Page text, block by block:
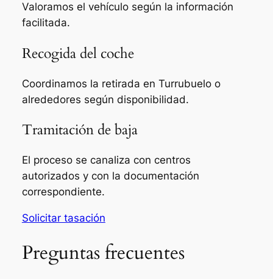
Valoramos el vehículo según la información
facilitada.
Recogida del coche
Coordinamos la retirada en Turrubuelo o
alrededores según disponibilidad.
Tramitación de baja
El proceso se canaliza con centros
autorizados y con la documentación
correspondiente.
Solicitar tasación
Preguntas frecuentes